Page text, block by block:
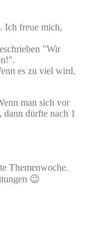
Ich freue mich,
"Wir
es zu viel wird,
man sich vor
dürfte nach 1
Themenwoche.
😉